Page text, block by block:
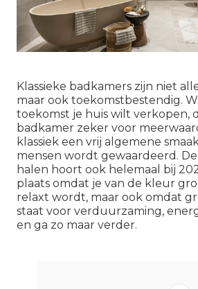
Klassieke badkamers zijn niet
maar ook toekomstbestendig.
toekomst je huis wilt verkopen,
badkamer zeker voor
klassiek een vrij algemene
mensen wordt gewaardeerd.
halen hoort ook helemaal bij
plaats omdat je van de kleur
relaxt wordt, maar ook omdat
staat voor verduurzaming,
en ga zo maar verder.